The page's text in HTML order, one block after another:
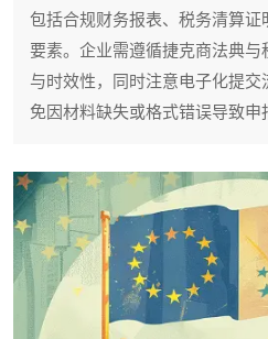
包括合规财务报表、税务清算
要素。企业需遵循捷克商法典
与时效性，同时注意电子化提
免因材料缺失或格式错误导致申